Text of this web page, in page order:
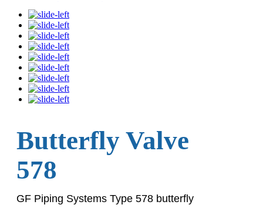
Butterfly Valve
578
GF Piping Systems Type 578 butterfly